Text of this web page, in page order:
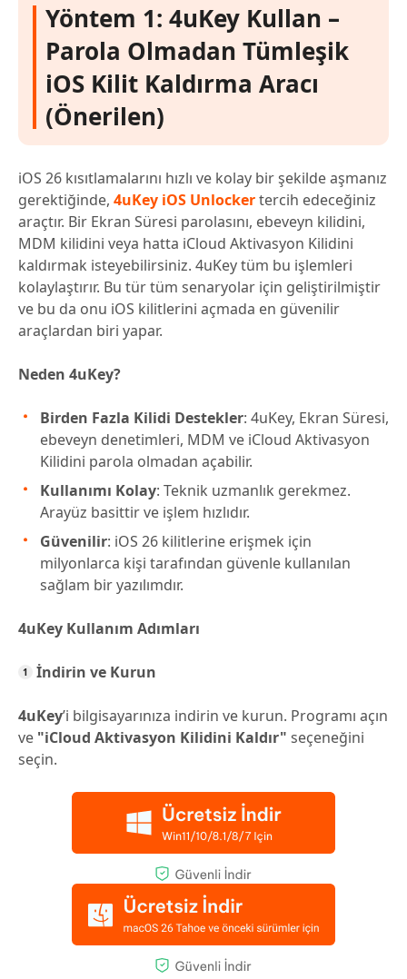
Yöntem 1: 4uKey Kullan –
Parola Olmadan Tümleşik
iOS Kilit Kaldırma Aracı
(Önerilen)
iOS 26 kısıtlamalarını hızlı ve kolay bir şekilde aşmanız
gerektiğinde, 4uKey iOS Unlockertercih edeceğiniz
araçtır. Bir Ekran Süresi parolasını, ebeveyn kilidini,
MDM kilidini veya hatta iCloud Aktivasyon Kilidini
kaldırmak isteyebilirsiniz. 4uKey tüm bu işlemleri
kolaylaştırır. Bu tür tüm senaryolar için geliştirilmiştir
ve bu da onu iOS kilitlerini açmada en güvenilir
araçlardan biri yapar.
Neden 4uKey?
Birden Fazla Kilidi Destekler: 4uKey, Ekran Süresi,
ebeveyn denetimleri, MDM ve iCloud Aktivasyon
Kilidini parola olmadan açabilir.
Kullanımı Kolay: Teknik uzmanlık gerekmez.
Arayüz basittir ve işlem hızlıdır.
Güvenilir: iOS 26 kilitlerine erişmek için
milyonlarca kişi tarafından güvenle kullanılan
sağlam bir yazılımdır.
4uKey Kullanım Adımları
İndirin ve Kurun
4uKey’i bilgisayarınıza indirin ve kurun. Programı açın
ve "iCloud Aktivasyon Kilidini Kaldır" seçeneğini
seçin.